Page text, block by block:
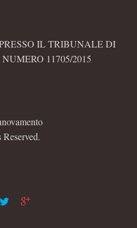
IL TRIBUNALE DI
11705/2015